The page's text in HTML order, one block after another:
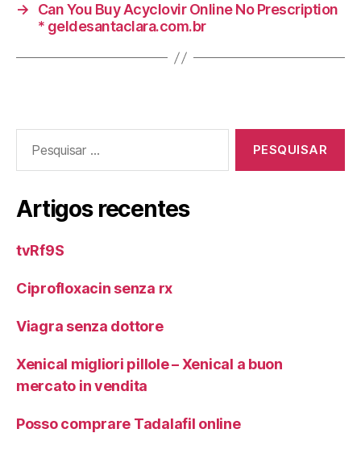
→
Can You Buy Acyclovir Online No Prescription
* geldesantaclara.com.br
por:
Artigos recentes
tvRf9S
Ciprofloxacin senza rx
Viagra senza dottore
Xenical migliori pillole – Xenical a buon
mercato in vendita
Posso comprare Tadalafil online